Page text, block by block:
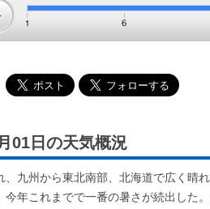
01日の天気概況
、九州から東北南部、北海道で広く晴
今年これまでで一番の暑さが続出した